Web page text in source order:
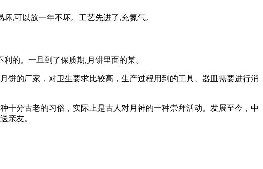
,可以放一年不坏。工艺先进了,充氮气。
的。一旦到了保质期,月饼里面的某。
饼的厂家，对卫生要求比较高，生产过程用到的工具、器皿需要进行消
十分古老的习俗，实际上是古人对月神的一种崇拜活动。发展至今，中
亲友。